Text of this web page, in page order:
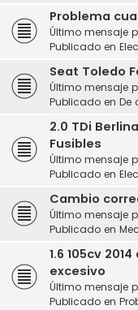
Problema
Último mensaje
Publicado en
Seat Toledo
Último mensaje
Publicado en De
2.0 TDi
Fusibles
Último mensaje
Publicado en
Cambio
Último mensaje
Publicado en
1.6 105cv
excesivo
Último mensaje
Publicado en